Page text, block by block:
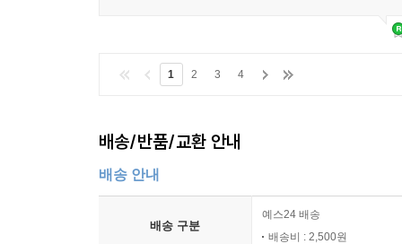
1 2 3 4
배송/반품/교환 안내
배송 안내
배송 구분
예스24 배송
배송비 : 2,500원